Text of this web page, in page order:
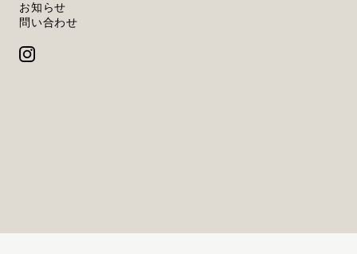
お知らせ
問い合わせ